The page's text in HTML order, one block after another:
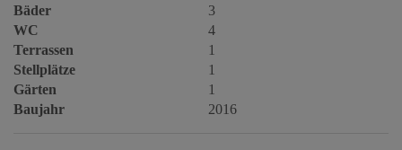
Bäder
3
WC
4
Terrassen
1
Stellplätze
1
Gärten
1
Baujahr
2016